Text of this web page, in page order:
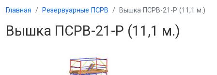
Главная Резервуарные ПСРВ Вышка ПСРВ-21-Р (11,1 м.)
Вышка ПСРВ-21-Р (11,1 м.)